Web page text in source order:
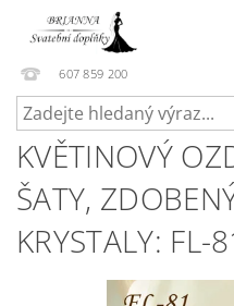
607 859 200
KVĚTINOVÝ
ŠATY,
KRYSTALY: FL-